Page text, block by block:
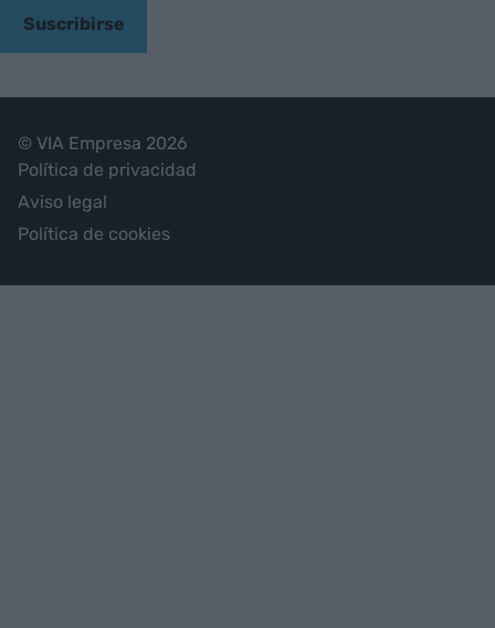
Suscribirse
© VIA Empresa 2026
Política de privacidad
Aviso legal
Política de cookies